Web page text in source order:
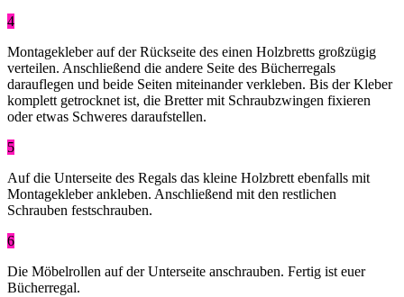
4
Montagekleber auf der Rückseite des einen Holzbretts großzügig
verteilen. Anschließend die andere Seite des Bücherregals
darauflegen und beide Seiten miteinander verkleben. Bis der Kleber
komplett getrocknet ist, die Bretter mit Schraubzwingen fixieren
oder etwas Schweres daraufstellen.
5
Auf die Unterseite des Regals das kleine Holzbrett ebenfalls mit
Montagekleber ankleben. Anschließend mit den restlichen
Schrauben festschrauben.
6
Die Möbelrollen auf der Unterseite anschrauben. Fertig ist euer
Bücherregal.